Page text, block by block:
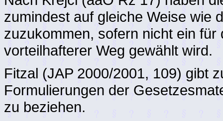
zumindest auf gleiche Weise wie
zuzukommen, sofern nicht ein
vorteilhafterer Weg gewählt wird.
Fitzal (JAP 2000/2001, 109) gibt
Formulierungen der
zu beziehen.